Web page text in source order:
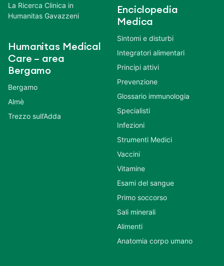
La Ricerca Clinica in
Humanitas Gavazzeni
Humanitas Medical
Care – area
Bergamo
Bergamo
Almè
Trezzo sull’Adda
Enciclopedia
Medica
Sintomi e disturbi
Integratori alimentari
Principi attivi
Prevenzione
Glossario immunologia
Specialisti
Infezioni
Strumenti Medici
Vaccini
Vitamine
Esami del sangue
Primo soccorso
Sali minerali
Alimenti
Anatomia corpo umano